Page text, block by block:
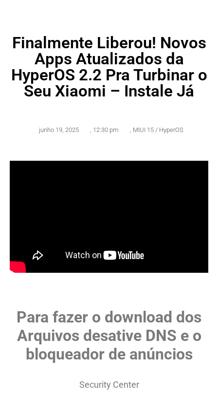
Finalmente Liberou! Novos
Apps Atualizados da
HyperOS 2.2 Pra Turbinar o
Seu Xiaomi – Instale Já
junho 19, 2025 , 12:30 pm , MIUI 15 / HyperOS
Para fazer o download dos
Arquivos desative DNS e o
bloqueador de anúncios
Security Center